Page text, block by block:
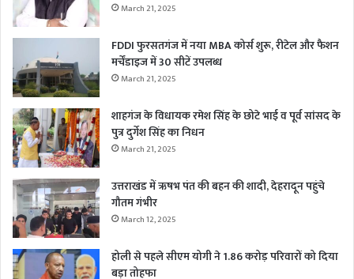
March 21, 2025
FDDI फुरसतगंज में नया MBA कोर्स शुरू, रीटेल और फैशन
मर्चेंडाइज में 30 सीटें उपलब्ध
March 21, 2025
शाहगंज के विधायक रमेश सिंह के छोटे भाई व पूर्व सांसद के
पुत्र दुर्गेश सिंह का निधन
March 21, 2025
उत्तराखंड में ऋषभ पंत की बहन की शादी, देहरादून पहुंचे
गौतम गंभीर
March 12, 2025
होली से पहले सीएम योगी ने 1.86 करोड़ परिवारों को दिया
बड़ा तोहफा